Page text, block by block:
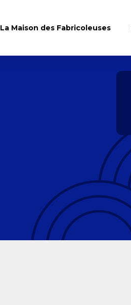
La Maison des Fabricoleuses